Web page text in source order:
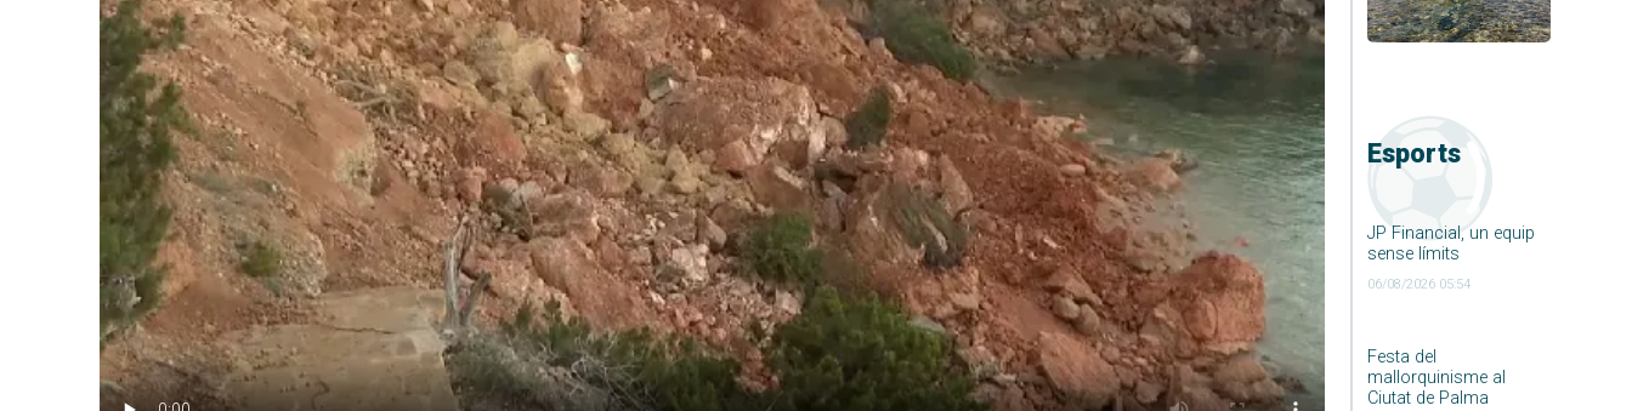
Esports
JP Financial, un equip
sense límits
06/08/2026 05:54
Festa del
mallorquinisme al
Ciutat de Palma